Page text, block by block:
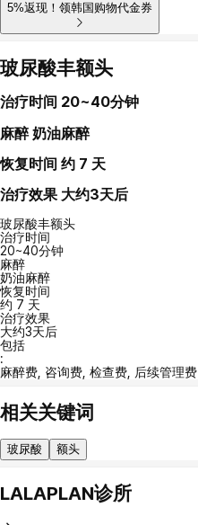
5%返现！领韩国购物代金券
玻尿酸丰额头
治疗时间 20~40分钟
麻醉 奶油麻醉
恢复时间 约 7 天
治疗效果 大约3天后
玻尿酸丰额头
治疗时间
20~40分钟
麻醉
奶油麻醉
恢复时间
约 7 天
治疗效果
大约3天后
包括
:
麻醉费, 咨询费, 检查费, 后续管理费
相关关键词
玻尿酸 额头
LALAPLAN诊所